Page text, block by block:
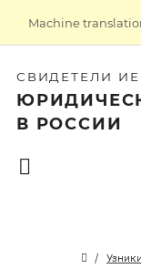
Machine
СВИДЕТЕЛИ
В РОССИИ